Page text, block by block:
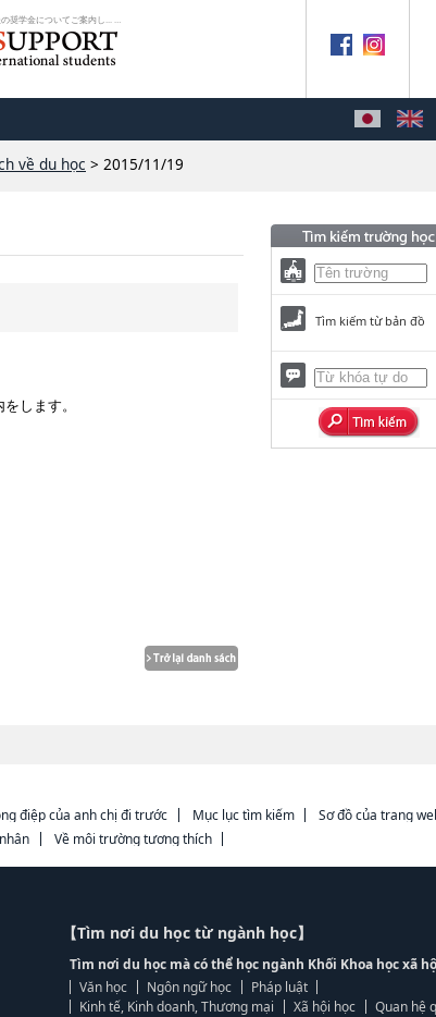
về du học > 2015/11/19
します。
Tìm kiếm từ bản đồ
điệp của anh chị đi trước Mục lục tìm kiếm
Sơ đồ của trang
Về môi trường tương thích
【Tìm nơi du học từ ngành học】
Tìm nơi du học mà có thể học ngành Khối Khoa học xã
Văn học
Ngôn ngữ học
Pháp luật
Kinh tế, Kinh doanh, Thương mại
Xã hội học
Quan hệ